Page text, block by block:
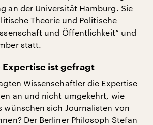
an der Universität Hamburg. Sie
Theorie und Politische
und Öffentlichkeit“ und
statt.
Expertise ist gefragt
Wissenschaftler die Expertise
an und nicht umgekehrt, wie
wünschen sich Journalisten von
Der Berliner Philosoph Stefan